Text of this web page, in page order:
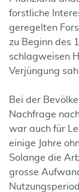
forstliche
geregelten
zu Beginn des
schlagweisen
Verjüngung sah.
Bei der
Nachfrage
war auch für
einige Jahre
Solange die
grosse